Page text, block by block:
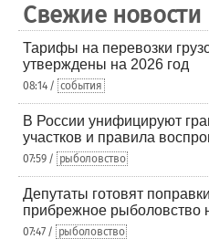
Свежие новости
Тарифы на перевозки
утверждены на 2026 год
08:14 / события
В России унифицируют
участков и правила
07:59 / рыболовство
Депутаты готовят
прибрежное рыболовство
07:47 / рыболовство